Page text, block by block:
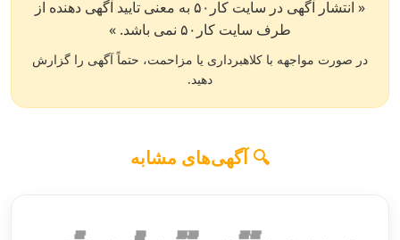
« انتشار آگهی در سایت کار۵۰ به معنی تایید آگهی دهنده از
طرف سایت کار۵۰ نمی باشد. »
در صورت مواجهه با کلاهبرداری یا مزاحمت، حتماً آگهی را گزارش
دهید.
🔍 آگهی‌های مشابه